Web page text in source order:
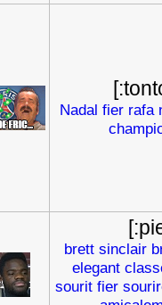
Nadal fier rafa
brett sinclair
elegant
sourit fier